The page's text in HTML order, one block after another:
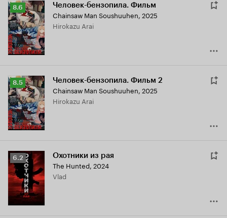
Рейтинг
Кинопоиска
8.6
8.6 Человек-бензопила. Фильм
Chainsaw Man Soushuuhen, 2025
Hirokazu Arai
Рейтинг
Кинопоиска
8.5
8.5 Человек-бензопила. Фильм 2
Chainsaw Man Soushuuhen, 2025
Hirokazu Arai
Рейтинг
Кинопоиска
6.2
6.2 Охотники из рая
The Hunted, 2024
Vlad